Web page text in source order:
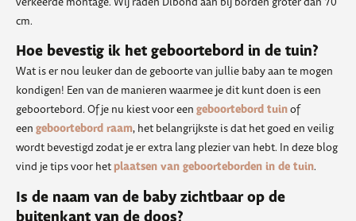
cm.
Hoe bevestig ik het geboortebord in de tuin?
Wat is er nou leuker dan de geboorte van jullie baby aan te mogen
kondigen! Een van de manieren waarmee je dit kunt doen is een
geboortebord. Of je nu kiest voor een geboortebord tuinof
een geboortebord raam, het belangrijkste is dat het goed en veilig
wordt bevestigd zodat je er extra lang plezier van hebt. In deze blog
vind je tips voor hetplaatsen van geboorteborden in de tuin.
Is de naam van de baby zichtbaar op de